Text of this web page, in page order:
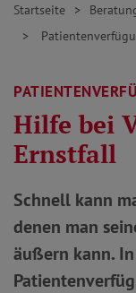
Startseite
Hilfe bei
Ernstfall
Schnell kann
denen man
äußern kann.